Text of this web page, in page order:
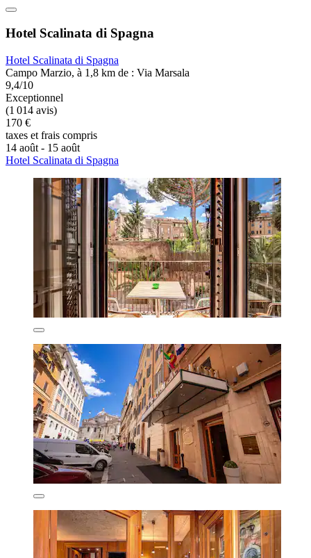
Hotel Scalinata di Spagna
Hotel Scalinata di Spagna
Campo Marzio, à 1,8 km de : Via Marsala
9,4/10
Exceptionnel
(1 014 avis)
170 €
taxes et frais compris
14 août - 15 août
Hotel Scalinata di Spagna